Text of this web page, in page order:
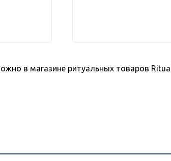
в магазине ритуальных товаров